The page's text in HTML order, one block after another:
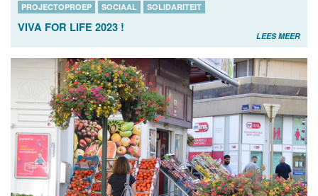
PROJECTOPROEP SOCIAAL SOLIDARITEIT
VIVA FOR LIFE 2023 !
LEES MEER